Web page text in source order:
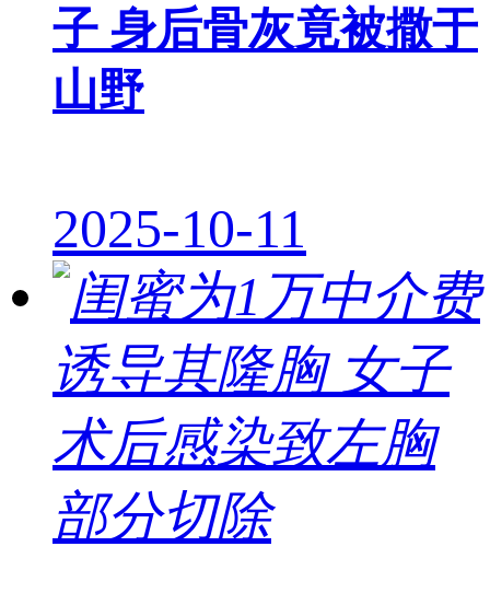
子 身后骨灰竟被撒于
山野
2025-10-11